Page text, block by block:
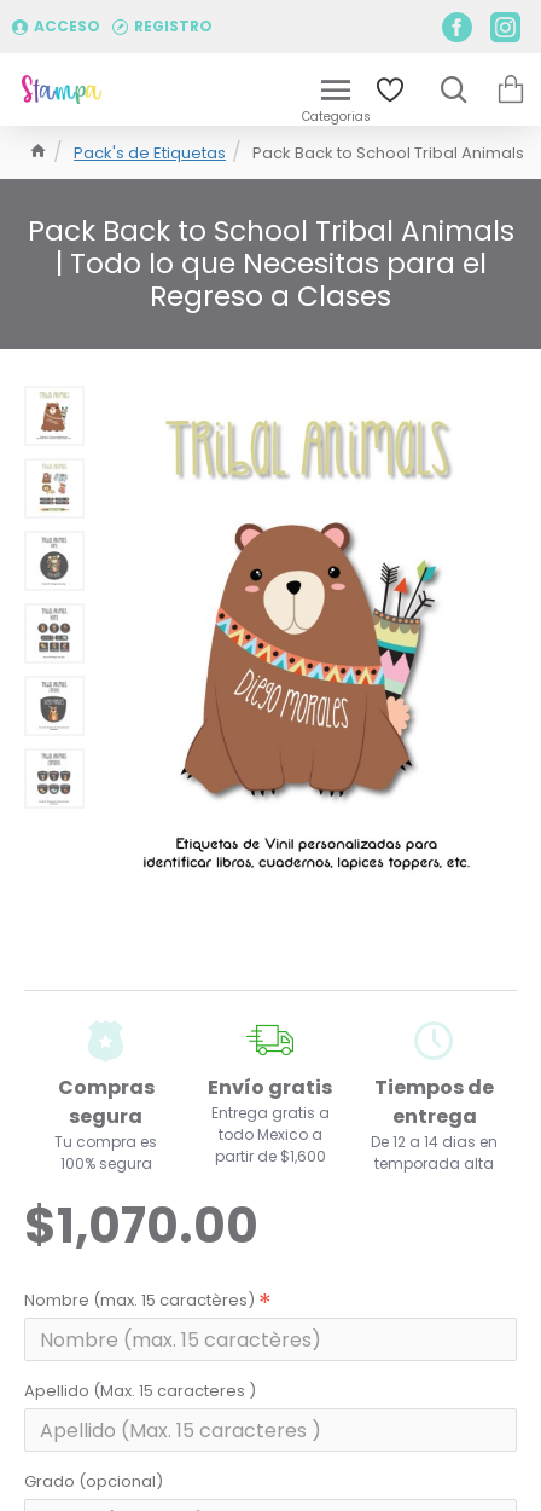
ACCESO REGISTRO
Pack's de Etiquetas Pack Back to School Tribal Animals
Pack Back to School Tribal Animals
| Todo lo que Necesitas para el
Regreso a Clases
Compras
segura
Tu compra es
100% segura
Envío gratis
Entrega gratis a
todo Mexico a
partir de $1,600
Tiempos de
entrega
De 12 a 14 dias en
temporada alta
$1,070.00
Nombre (max. 15 caractères)
Apellido (Max. 15 caracteres )
Grado (opcional)